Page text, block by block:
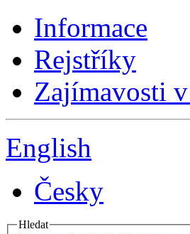
Informace
Rejstříky
Zajímavosti
English
Česky
Hledat